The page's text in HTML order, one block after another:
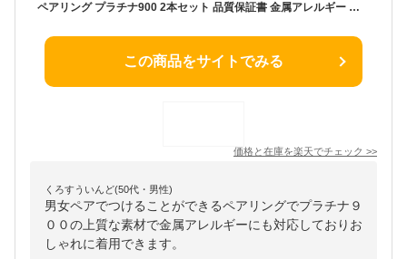
ペアリング プラチナ900 2本セット 品質保証書 金属アレルギー 日本製 おしゃれ ジュエリー プレゼント ギフト クリスマス 卒業式 入学式 卒園式 入園式 お祝い
この商品をサイトでみる
価格と在庫を楽天でチェック >>
くろすういんど(50代・男性)
男女ペアでつけることができるペアリングでプラチナ９
００の上質な素材で金属アレルギーにも対応しておりお
しゃれに着用できます。